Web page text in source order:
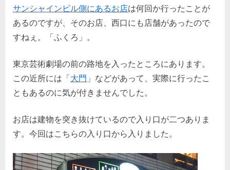
サンシャインビル側にあるお店は何回か行ったことが
あるのですが、そのお店、西口にも店舗があったので
すねぇ。「ふくろ」。
東京芸術劇場の前の路地を入ったところにあります。
この近所には「大門 」などがあって、実際に行ったこ
ともあるのに気が付きませんでした。
お店は建物を突き抜けているので入り口が二つありま
す。今回はこちらの入り口から入りました。